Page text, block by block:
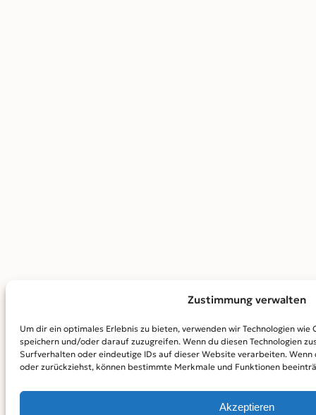
Zustimmung verwalten
Um dir ein optimales Erlebnis zu bieten, verwenden wir Technologien
speichern und/oder darauf zuzugreifen. Wenn du diesen Technologien
Surfverhalten oder eindeutige IDs auf dieser Website verarbeiten.
oder zurückziehst, können bestimmte Merkmale und Funktionen
Akzeptieren